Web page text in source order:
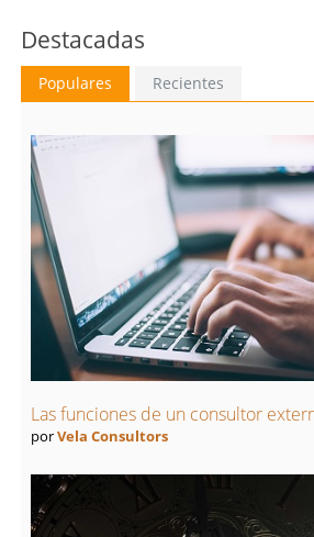
Destacadas
Populares Recientes
Las funciones de un consultor
porVela Consultors